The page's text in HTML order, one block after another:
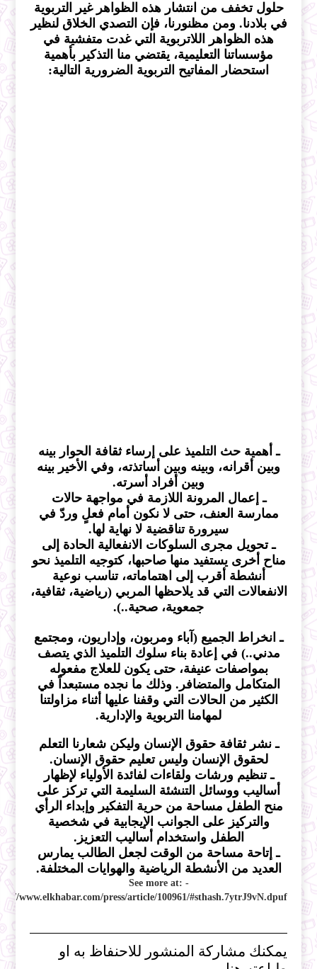
حلول تخفف من انتشار هذه الظواهر غير التربوية
في بلادنا. ومن مظنورنا، فإن التصدي الخلاق لنظير
هذه الظواهر اللاتربوية التي غدت متفشية في
مؤسساتنا التعليمية، يقتضي منا التذكير بأهمية
استحضار المفاتيح التربوية الضرورية التالية:
ـ أهمية حث التلميذ على إرساء ثقافة الحوار بينه
وبين أقرانه، وبينه وبين أساتذته، وفي الأخير بينه
وبين أفراد أسرته.
ـ إعمال المرونة اللازمة في مواجهة حالات
ممارسة العنف، حتى لا نكون أمام فعلٍ وردّ في
سيرورة تناقضية لا نهاية لها.
ـ تحويل مجرى السلوكات الانفعالية الحادة إلى
مناح أخرى يستفيد منها صاحبها، كتوجيه التلميذ نحو
أنشطة أقرب إلى اهتماماته، تناسب نوعية
الانفعالات التي قد يلاحظها المربي (رياضية، ثقافية،
جمعوية، صحية..).
ـ انخراط الجميع (آباء ومربون، وإداريون، ومجتمع
مدني..) في إعادة بناء سلوك التلميذ الذي يتصف
بمواصفات عنيفة، حتى يكون للعلاج مفعوله
المتكامل والمتضافر. وذلك ما نجده مستبعداً في
الكثير من الحالات التي وقفنا عليها أثناء مزاولتنا
لمهامنا التربوية والإدارية.
ـ نشر ثقافة حقوق الإنسان وليكن شعارنا التعلم
لحقوق الإنسان وليس تعليم حقوق الإنسان.
ـ تنظيم ورشات ولقاءات لفائدة الأولياء لإظهار
أساليب ووسائل التنشئة السليمة التي تركز على
منح الطفل مساحة من حرية التفكير وإبداء الرأي
والتركيز على الجوانب الإيجابية في شخصية
الطفل واستخدام أساليب التعزيز.
ـ إتاحة مساحة من الوقت لجعل الطالب يمارس
العديد من الأنشطة الرياضية والهوايات المختلفة.
- See more at:
www.elkhabar.com/press/article/100961/#sthash.7ytrJ9vN.dpuf
يمكنك مشاركة المنشور للاحنفاظ به او